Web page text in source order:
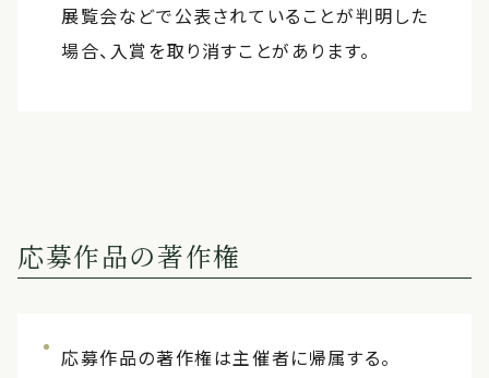
展覧会などで公表されていることが判明した
場合、入賞を取り消すことがあります。
応募作品の著作権
応募作品の著作権は主催者に帰属する。